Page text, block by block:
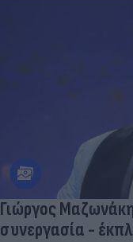
Γιώργος
συνεργασία -